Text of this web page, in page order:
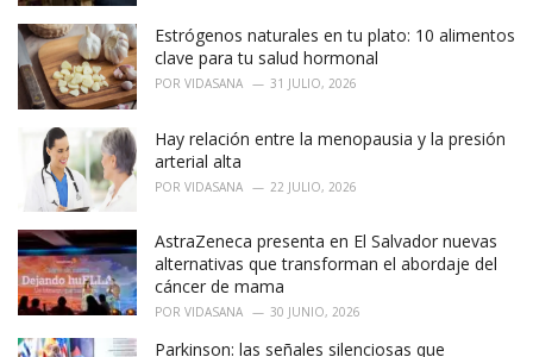
Estrógenos naturales en tu plato: 10 alimentos
clave para tu salud hormonal
POR VIDASANA 31 JULIO, 2026
Hay relación entre la menopausia y la presión
arterial alta
POR VIDASANA 22 JULIO, 2026
AstraZeneca presenta en El Salvador nuevas
alternativas que transforman el abordaje del
cáncer de mama
POR VIDASANA 30 JUNIO, 2026
Parkinson: las señales silenciosas que